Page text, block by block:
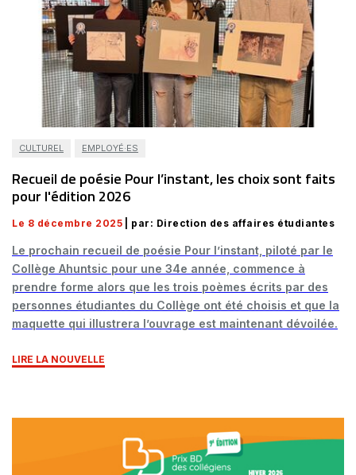
CULTUREL EMPLOYÉ·ES
Recueil de poésie Pour l’instant, les choix sont faits
pour l'édition 2026
Le 8 décembre 2025 | par: Direction des affaires étudiantes
Le prochain recueil de poésie Pour l’instant, piloté par le
Collège Ahuntsic pour une 34e année, commence à
prendre forme alors que les trois poèmes écrits par des
personnes étudiantes du Collège ont été choisis et que la
maquette qui illustrera l’ouvrage est maintenant dévoilée.
LIRE LA NOUVELLE